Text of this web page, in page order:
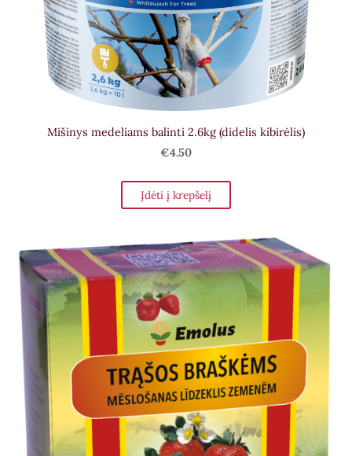
Mišinys medeliams balinti 2.6kg (didelis kibirėlis)
€4.50
Įdėti į krepšelį